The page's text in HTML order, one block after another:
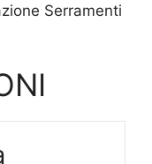
Serramenti